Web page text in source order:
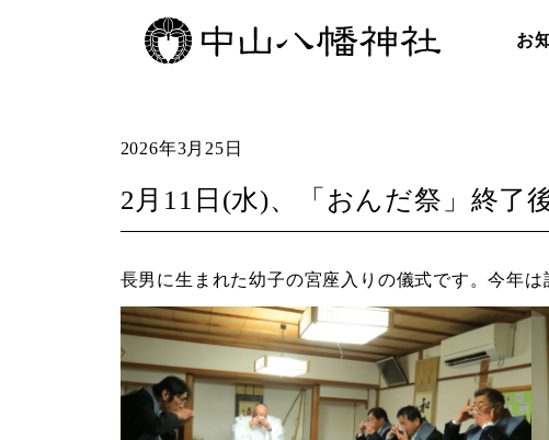
お
2026年3月25日
2月11日(水)、「おんだ祭」終了
長男に生まれた幼子の宮座入りの儀式です。今年